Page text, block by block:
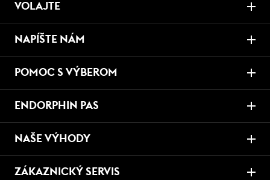
VOLAJTE
NAPÍŠTE NÁM
POMOC S VÝBEROM
ENDORPHIN PAS
NAŠE VÝHODY
ZÁKAZNICKÝ SERVIS